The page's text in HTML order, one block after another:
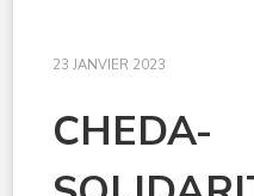
23 JANVIER 2023
CHEDA-